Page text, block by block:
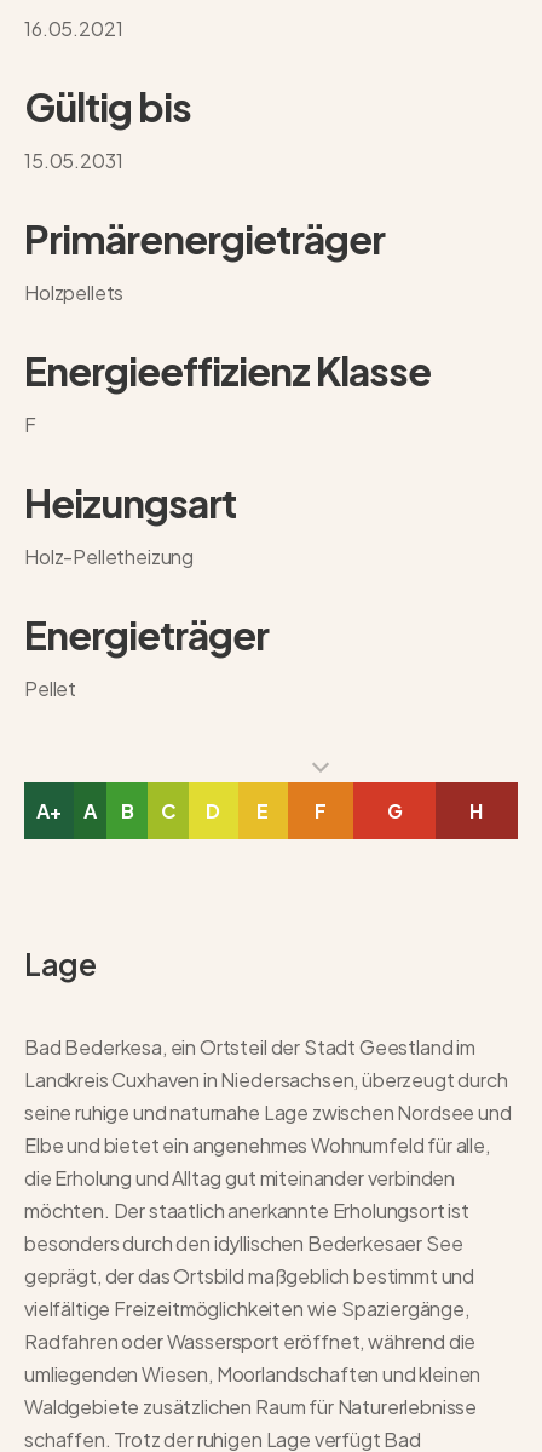
16.05.2021
Gültig bis
15.05.2031
Primärenergieträger
Holzpellets
Energieeffizienz Klasse
F
Heizungsart
Holz-Pelletheizung
Energieträger
Pellet
A+ A B C D E F G H
Lage
Bad Bederkesa, ein Ortsteil der Stadt Geestland im
Landkreis Cuxhaven in Niedersachsen, überzeugt durch
seine ruhige und naturnahe Lage zwischen Nordsee und
Elbe und bietet ein angenehmes Wohnumfeld für alle,
die Erholung und Alltag gut miteinander verbinden
möchten. Der staatlich anerkannte Erholungsort ist
besonders durch den idyllischen Bederkesaer See
geprägt, der das Ortsbild maßgeblich bestimmt und
vielfältige Freizeitmöglichkeiten wie Spaziergänge,
Radfahren oder Wassersport eröffnet, während die
umliegenden Wiesen, Moorlandschaften und kleinen
Waldgebiete zusätzlichen Raum für Naturerlebnisse
schaffen. Trotz der ruhigen Lage verfügt Bad